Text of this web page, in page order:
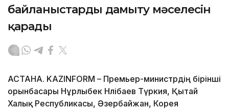
байланыстарды дамыту мәселесін
қарады
АСТАНА. KAZINFORM – Премьер-министрдің бірінші
орынбасары Нұрлыбек Нәлібаев Түркия, Қытай
Халық Республикасы, Әзербайжан, Корея